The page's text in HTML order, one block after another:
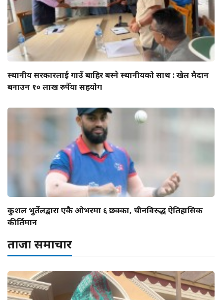
स्थानीय सरकारलाई गाउँ बाहिर बस्ने स्थानीयको साथ : खेल मैदान
बनाउन १० लाख रुपैँया सहयोग
कुशल भुर्तेलद्वारा एकै ओभरमा ६ छक्का, चीनविरुद्ध ऐतिहासिक
कीर्तिमान
ताजा समाचार